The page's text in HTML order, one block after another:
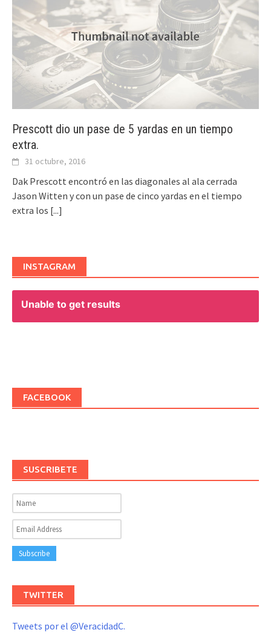
Prescott dio un pase de 5 yardas en un tiempo
extra.
31 octubre, 2016
Dak Prescott encontró en las diagonales al ala cerrada
Jason Witten y con un pase de cinco yardas en el tiempo
extra los [...]
INSTAGRAM
Unable to get results
FACEBOOK
SUSCRIBETE
TWITTER
Tweets por el @VeracidadC.